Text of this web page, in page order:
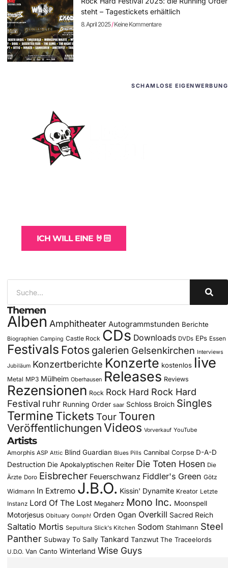
steht – Tagestickets erhältlich
8. April 2025 Keine Kommentare
SCHAMLOSE EIGENWERBUNG
ICH WILL EINE 🤘🏻
Themen
Alben Amphitheater Autogrammstunden Berichte
Biographien Camping Castle Rock CDs Downloads DVDs EPs Essen
Festivals Fotos galerien Gelsenkirchen Interviews
Jubiläum Konzertberichte Konzerte kostenlos live
Metal MP3 Mülheim Oberhausen Releases Reviews
Rezensionen Rock Rock Hard Rock Hard
Festival ruhr Running Order saar Schloss Broich Singles
Termine Tickets Tour Touren
Veröffentlichungen Videos Vorverkauf YouTube
Artists
Amorphis ASP Attic Blind Guardian Blues Pills Cannibal Corpse D-A-D
Destruction Die Apokalyptischen Reiter Die Toten Hosen Die
Ärzte Doro Eisbrecher Feuerschwanz Fiddler's Green Götz
Widmann In Extremo J.B.O. Kissin' Dynamite Kreator Letzte
Instanz Lord Of The Lost Megaherz Mono Inc. Moonspell
Motorjesus Obituary Oomph! Orden Ogan Overkill Sacred Reich
Saltatio Mortis Sepultura Slick's Kitchen Sodom Stahlmann Steel
Panther Subway To Sally Tankard Tanzwut The Traceelords
U.D.O. Van Canto Winterland Wise Guys